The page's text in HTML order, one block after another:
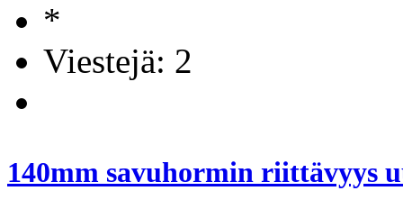
Viestejä: 2
140mm savuhormin riittävyys